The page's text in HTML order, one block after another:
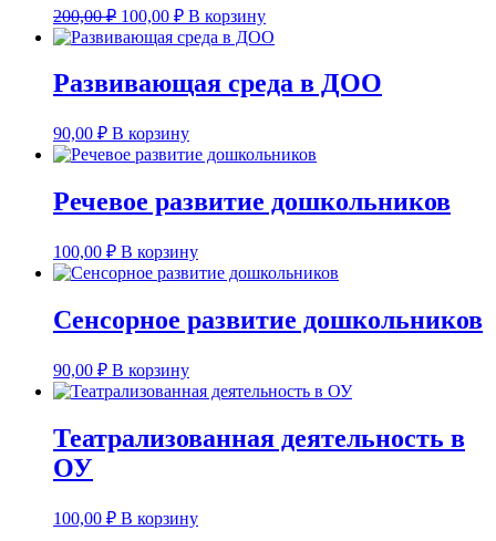
200,00₽ Первоначальная
цена
составляла
100,00 ₽Текущая
цена:
В корзину
Развивающая среда в ДОО
90,00 ₽ В корзину
Речевое развитие дошкольников
100,00 ₽ В корзину
Сенсорное развитие дошкольников
90,00 ₽ В корзину
Театрализованная деятельность в
ОУ
100,00 ₽ В корзину